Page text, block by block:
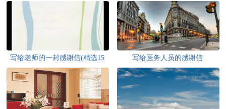
写给老师的一封感谢信(精选15
篇)
写给医务人员的感谢信